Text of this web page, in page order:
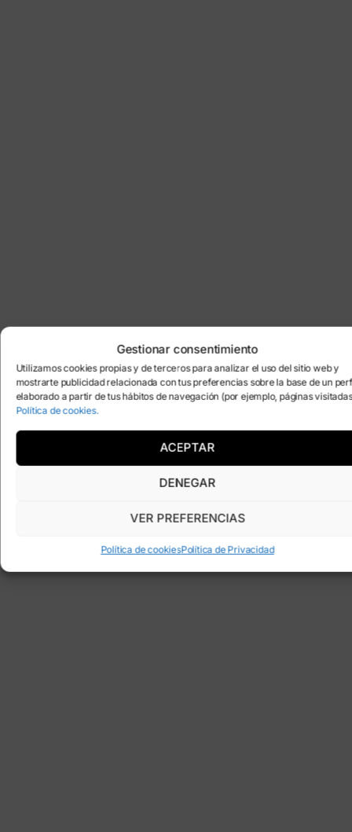
Gestionar consentimiento
Utilizamos cookies propias y de terceros para analizar el uso del sitio web y
mostrarte publicidad relacionada con tus preferencias sobre la base de un
elaborado a partir de tus hábitos de navegación (por ejemplo, páginas
Política de cookies.
ACEPTAR
DENEGAR
VER PREFERENCIAS
Política de cookiesPolítica de Privacidad